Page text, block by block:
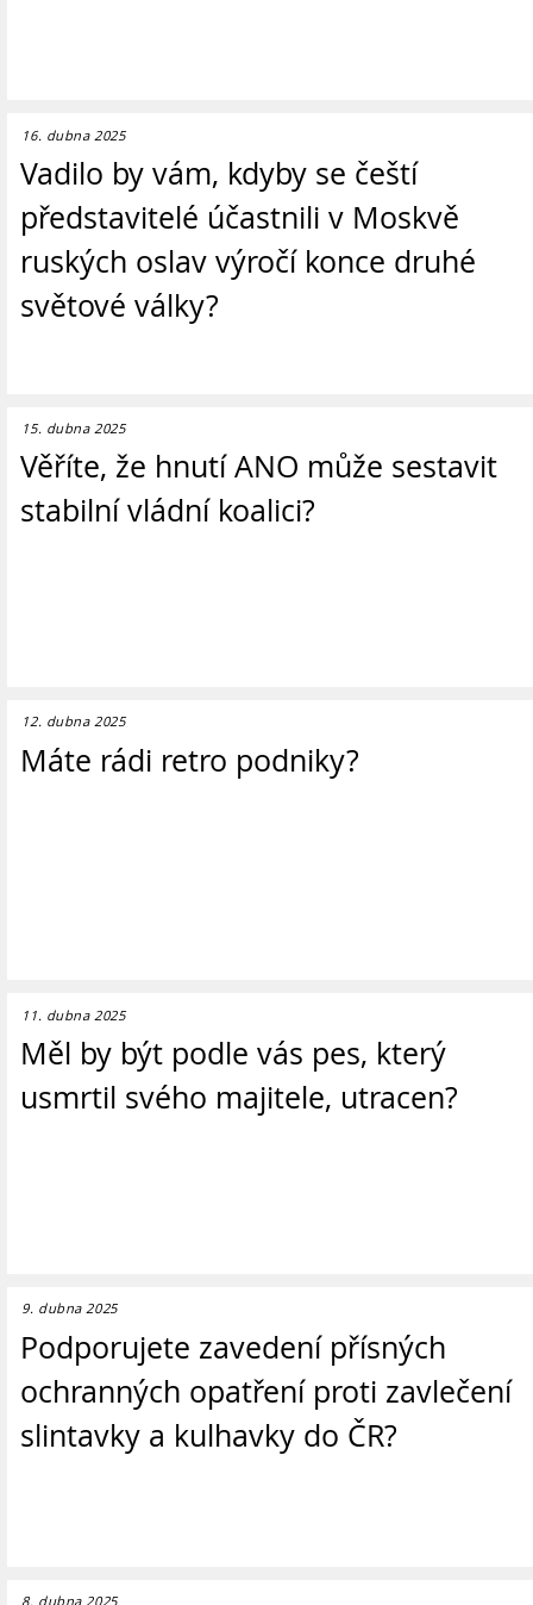
16. dubna 2025
Vadilo by vám, kdyby se čeští
představitelé účastnili v Moskvě
ruských oslav výročí konce druhé
světové války?
15. dubna 2025
Věříte, že hnutí ANO může sestavit
stabilní vládní koalici?
12. dubna 2025
Máte rádi retro podniky?
11. dubna 2025
Měl by být podle vás pes, který
usmrtil svého majitele, utracen?
9. dubna 2025
Podporujete zavedení přísných
ochranných opatření proti zavlečení
slintavky a kulhavky do ČR?
8. dubna 2025